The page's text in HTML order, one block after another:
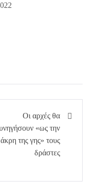
Οι αρχές θα
«ως την
άκρη της γης» τους
δράστες